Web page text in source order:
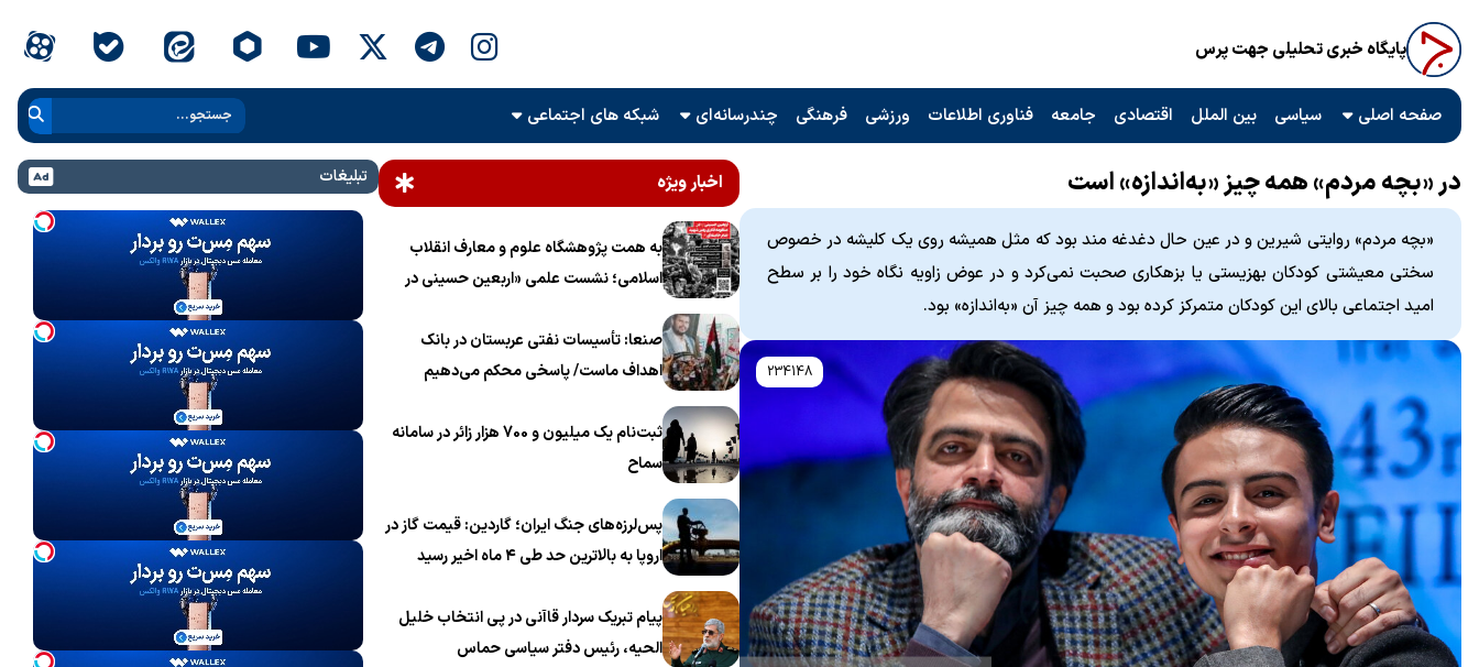
پایگاه خبری تحلیلی جهت پرس
صفحه اصلی سیاسی بین الملل اقتصادی جامعه فناوری اطلاعات ورزشی فرهنگی چندرسانه‌ای شبکه های اجتماعی
در «بچه مردم» همه چیز «به‌اندازه» است
«بچه مردم» روایتی شیرین و در عین حال دغدغه مند بود که مثل همیشه روی یک کلیشه در خصوص
سختی معیشتی کودکان بهزیستی یا بزهکاری صحبت نمی‌کرد و در عوض زاویه نگاه خود را بر سطح
امید اجتماعی بالای این کودکان متمرکز کرده بود و همه چیز آن «به‌اندازه» بود.
234148
اخبار ویژه
به همت پژوهشگاه علوم و معارف انقلاب
اسلامی؛ نشست علمی «اربعین حسینی در
برگزار می‌شود
صنعا: تأسیسات نفتی عربستان در بانک
اهداف ماست/ پاسخی محکم می‌دهیم
ثبت‌نام یک میلیون و 700 هزار زائر در سامانه
سماح ‌
پس‌لرزه‌های جنگ ایران؛ گاردین: قیمت گاز در
اروپا به بالاترین حد طی ۴ ماه اخیر رسید
پیام تبریک سردار قاآنی در پی انتخاب خلیل
الحیه، رئیس دفتر سیاسی حماس
تبلیغات